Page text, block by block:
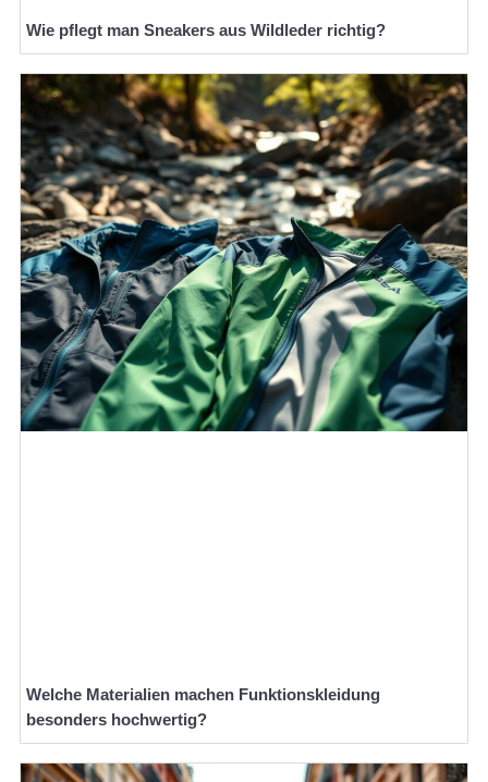
Wie pflegt man Sneakers aus Wildleder richtig?
Welche Materialien machen Funktionskleidung
besonders hochwertig?